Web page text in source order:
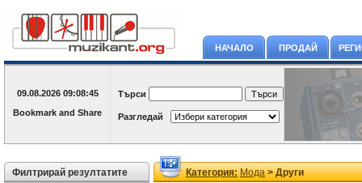
НАЧАЛО ПРОДАЙ
09.08.2026 09:08:45 Търси
Разгледай
Филтрирай резултатите Категория: Мода> Други